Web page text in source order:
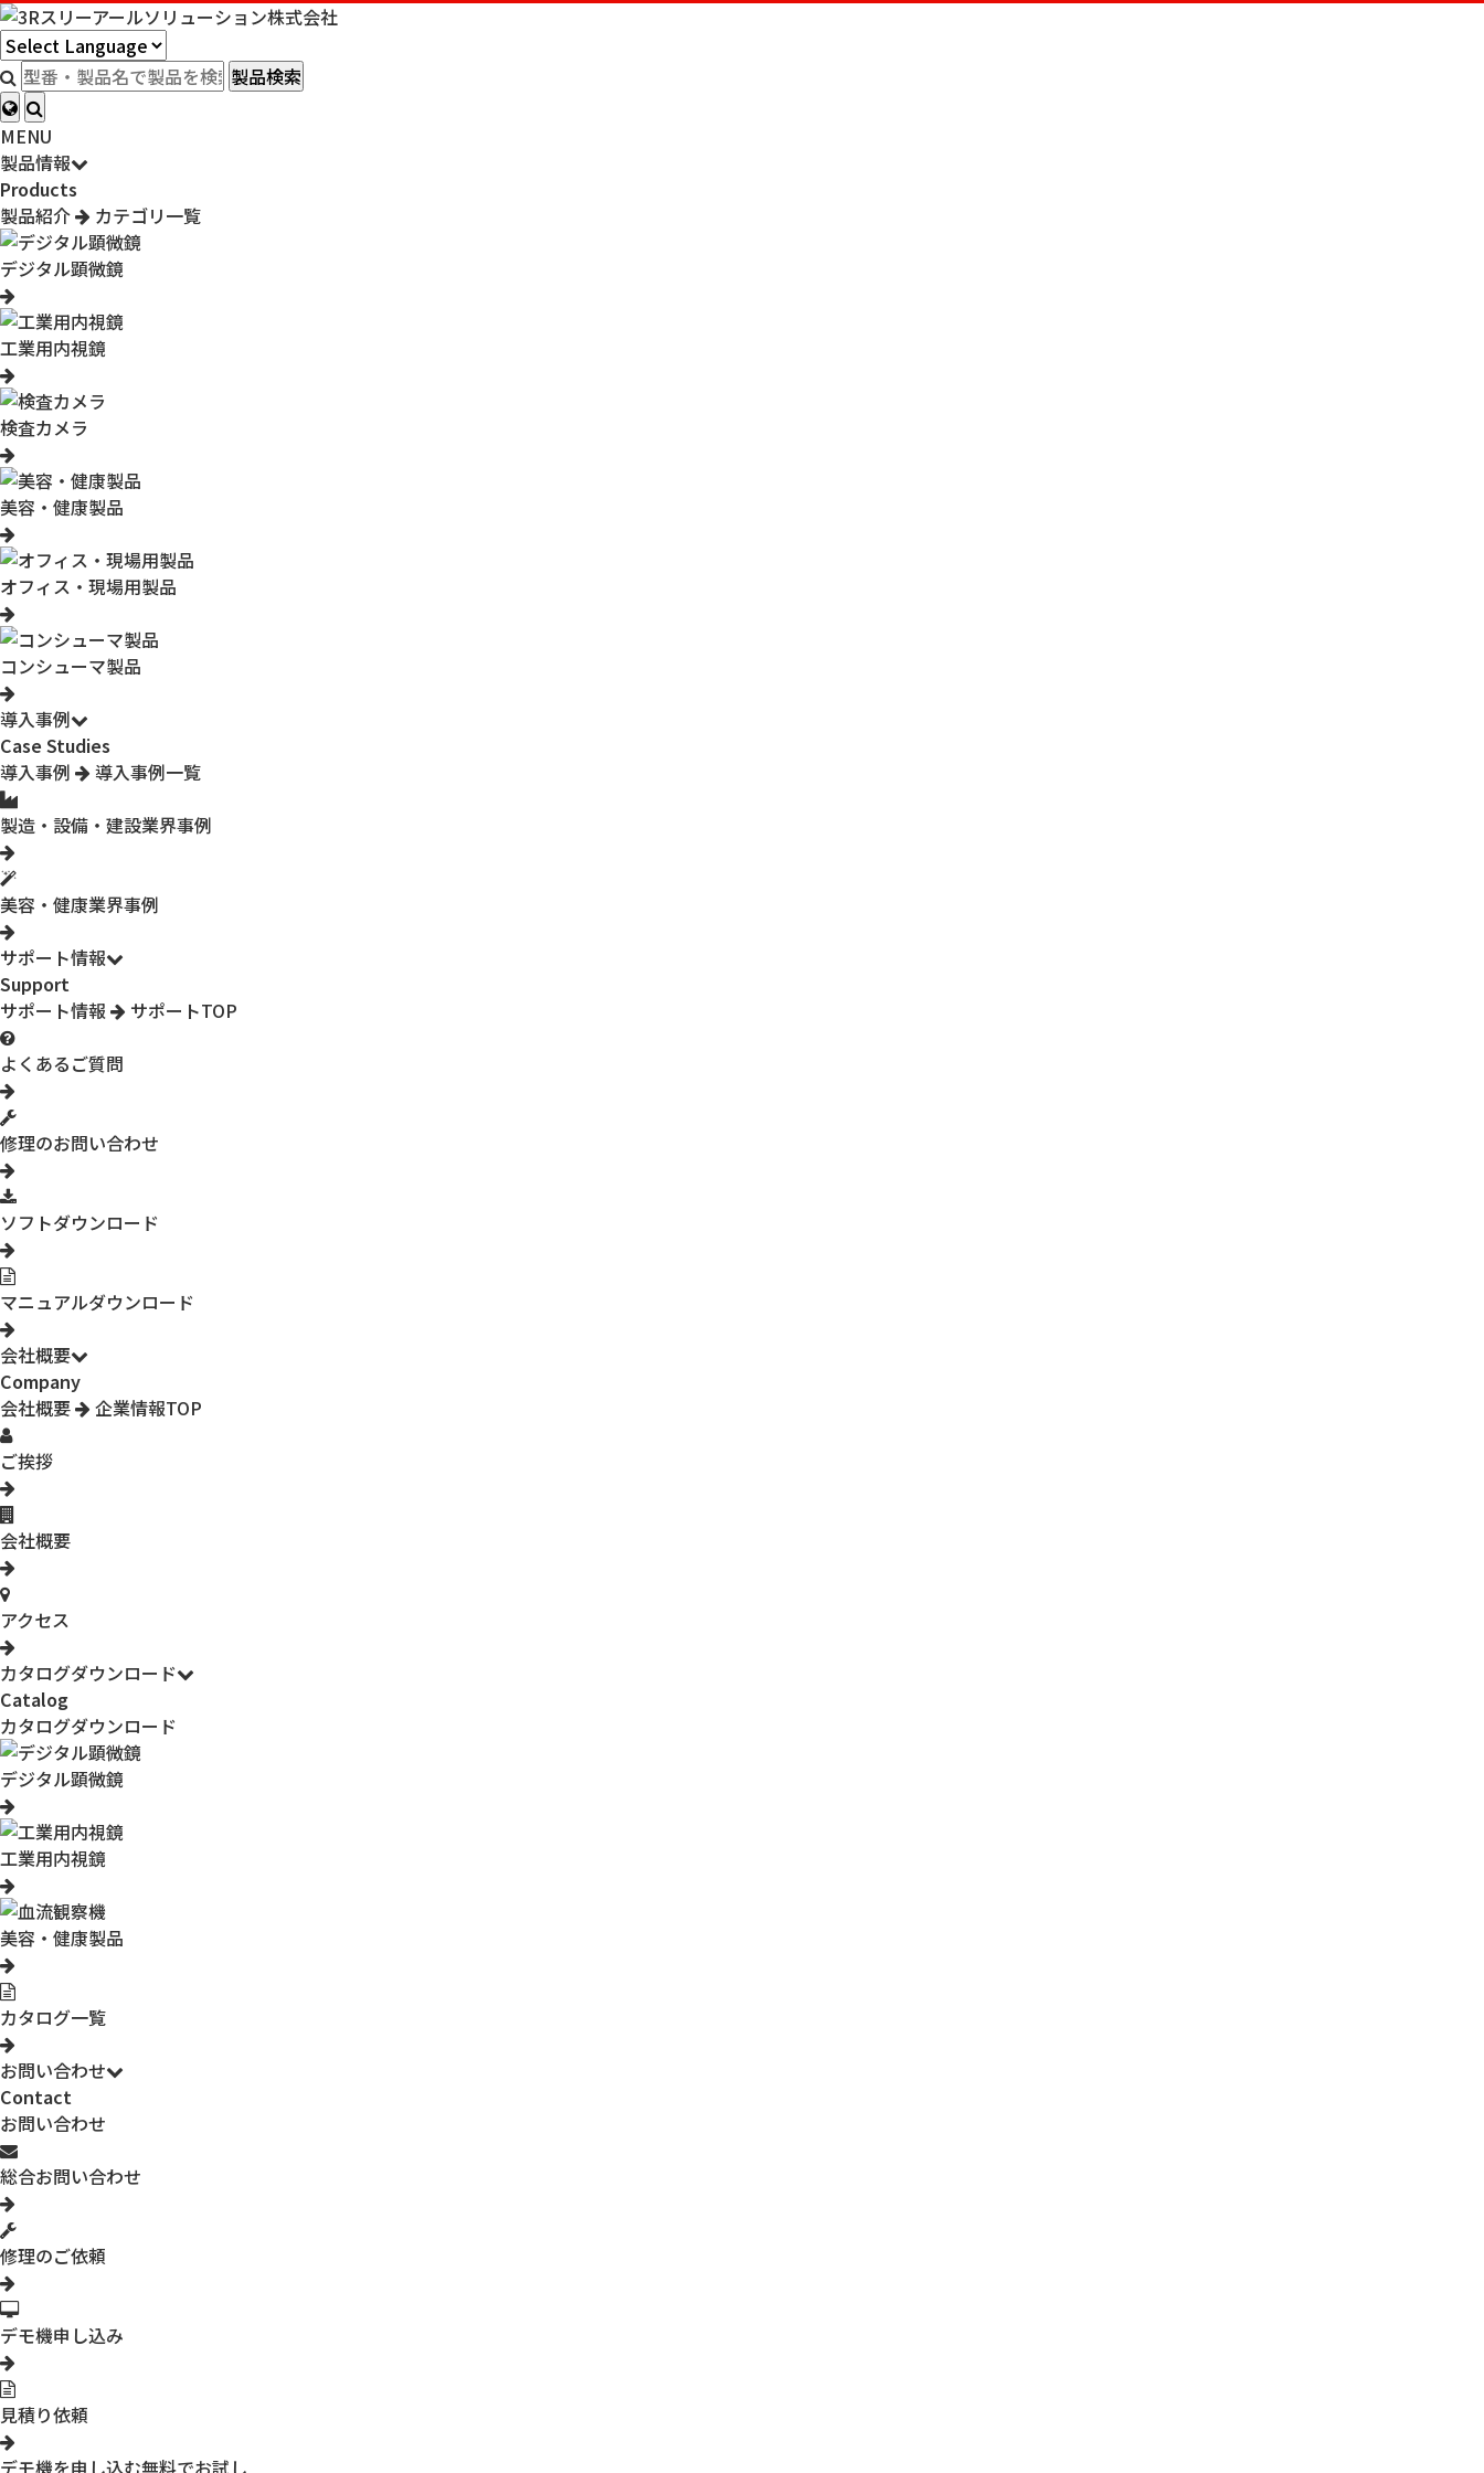
製品検索
MENU
製品情報
Products
製品紹介
カテゴリ一覧
デジタル顕微鏡
工業用内視鏡
検査カメラ
美容・健康製品
オフィス・現場用製品
コンシューマ製品
導入事例
Case Studies
導入事例
導入事例一覧
製造・設備・建設業界事例
美容・健康業界事例
サポート情報
Support
サポート情報
サポートTOP
よくあるご質問
修理のお問い合わせ
ソフトダウンロード
マニュアルダウンロード
会社概要
Company
会社概要
企業情報TOP
ご挨拶
会社概要
アクセス
カタログダウンロード
Catalog
カタログダウンロード
デジタル顕微鏡
工業用内視鏡
美容・健康製品
カタログ一覧
お問い合わせ
Contact
お問い合わせ
総合お問い合わせ
修理のご依頼
デモ機申し込み
見積り依頼
デモ機を申し込む無料でお試し